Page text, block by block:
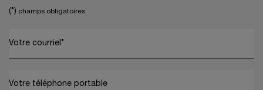
(*) champs obligatoires
Votre courriel *
Votre téléphone portable